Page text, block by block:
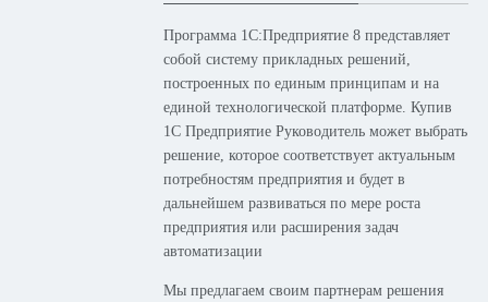
Программа 1С:Предприятие 8 представляет
собой систему прикладных решений,
построенных по единым принципам и на
единой технологической платформе. Купив
1С Предприятие Руководитель может выбрать
решение, которое соответствует актуальным
потребностям предприятия и будет в
дальнейшем развиваться по мере роста
предприятия или расширения задач
автоматизации
Мы предлагаем своим партнерам решения